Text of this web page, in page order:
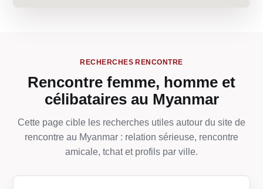
RECHERCHES RENCONTRE
Rencontre femme, homme et
célibataires au Myanmar
Cette page cible les recherches utiles autour du site de
rencontre au Myanmar : relation sérieuse, rencontre
amicale, tchat et profils par ville.